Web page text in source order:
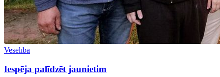
Veselība
Iespēja palīdzēt jaunietim